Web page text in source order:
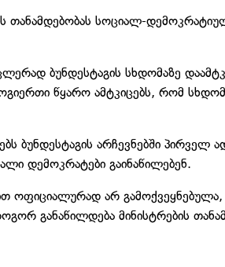
თანამდებობას სოციალ-
ბუნდესტაგის სხდომაზე
წყარო ამტკიცებს, რომ
ბუნდესტაგის არჩევნებში პირველ
დემოკრატები გაინაწილებენ.
ოფიციალურად არ
განაწილდება მინისტრების